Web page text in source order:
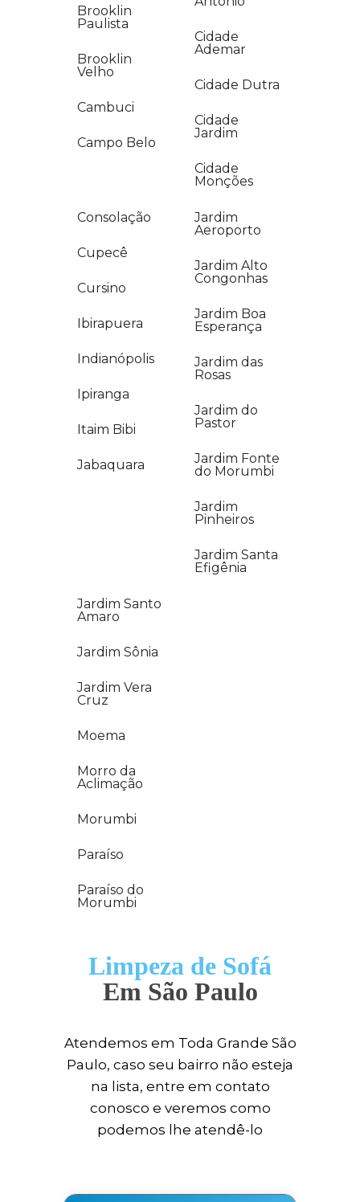
Brooklin
Paulista
Brooklin
Velho
Cambuci
Campo Belo
Cidade
Ademar
Cidade Dutra
Cidade
Jardim
Cidade
Monções
Consolação
Cupecê
Cursino
Ibirapuera
Indianópolis
Ipiranga
Itaim Bibi
Jabaquara
Jardim
Aeroporto
Jardim Alto
Congonhas
Jardim Boa
Esperança
Jardim das
Rosas
Jardim do
Pastor
Jardim Fonte
do Morumbi
Jardim
Pinheiros
Jardim Santa
Efigênia
Jardim Santo
Amaro
Jardim Sônia
Jardim Vera
Cruz
Moema
Morro da
Aclimação
Morumbi
Paraíso
Paraíso do
Morumbi
Limpeza de Sofá
Em São Paulo
Atendemos em Toda Grande São
Paulo, caso seu bairro não esteja
na lista, entre em contato
conosco e veremos como
podemos lhe atendê-lo